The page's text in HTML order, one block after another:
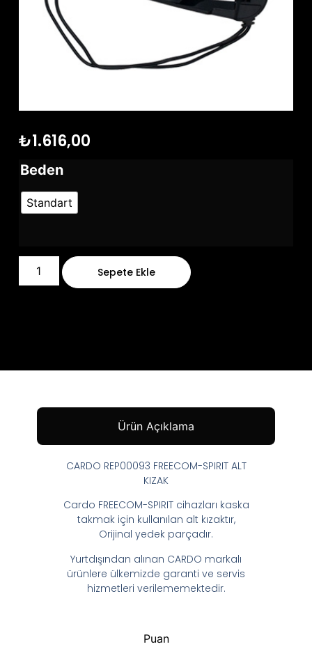
₺1.616,00
Beden
Standart
Sepete Ekle
Ürün Açıklama
Puan
CARDO REP00093 FREECOM-SPIRIT ALT
KIZAK
Cardo FREECOM-SPIRIT cihazları kaska
takmak için kullanılan alt kızaktır,
Orijinal yedek parçadır.
Yurtdışından alınan CARDO markalı
ürünlere ülkemizde garanti ve servis
hizmetleri verilememektedir.